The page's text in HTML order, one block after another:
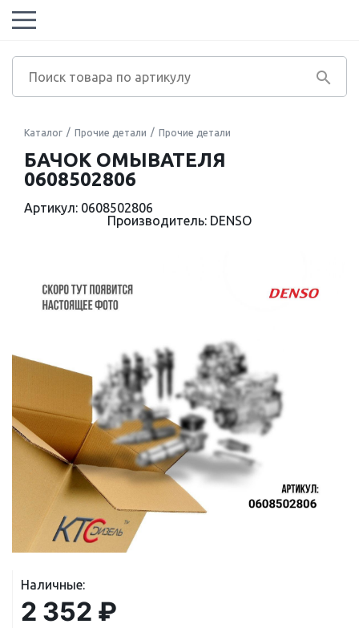
Каталог Прочие детали Прочие детали
БАЧОК ОМЫВАТЕЛЯ
0608502806
Артикул: 0608502806
Производитель: DENSO
Наличные:
2 352 ₽